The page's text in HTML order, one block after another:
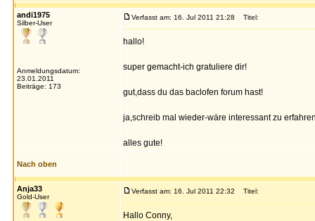
andi1975
Silber-User
Anmeldungsdatum:
23.01.2011
Beiträge: 173
Verfasst am: 16. Jul 2011 21:28 Titel:
hallo!
super gemacht-ich gratuliere dir!
gut,dass du das baclofen forum hast!
ja,schreib mal wieder-wäre interessant zu
alles gute!
Nach oben
Anja33
Gold-User
Verfasst am: 16. Jul 2011 22:32 Titel:
Hallo Conny,